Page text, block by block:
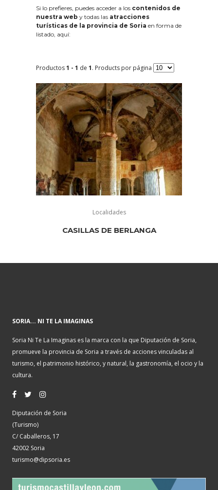
Si lo prefieres, puedes acceder a los contenidos de
nuestra web y todas las atracciones
turísticas de la provincia de Soria en forma de
listado, aquí:
Productos1 - 1 de 1. Products por página
Localidades
CASILLAS DE BERLANGA
SORIA... NI TE LA IMAGINAS
Soria Ni Te La Imaginas es la marca con la que Diputación de Soria,
promueve la provincia de Soria a través de acciones vinculadas al
turismo, el patrimonio histórico, y natural, la gastronomía, el ocio y la
cultura.
Diputación de Soria
(Turismo)
C/ Caballeros, 17
42002 Soria
turismo@dipsoria.es